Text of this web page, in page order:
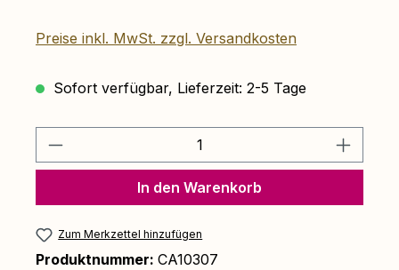
Preise inkl. MwSt. zzgl. Versandkosten
Sofort verfügbar, Lieferzeit: 2-5 Tage
Produkt Anzahl: Gib den
In den Warenkorb
Zum Merkzettel hinzufügen
Produktnummer: CA10307